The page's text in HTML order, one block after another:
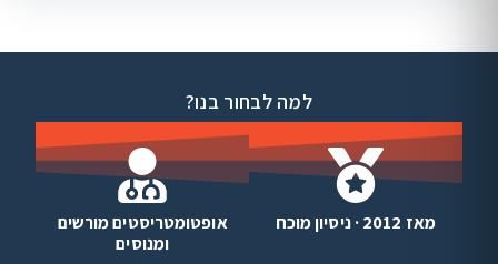
למה לבחור בנו?
מאז 2012 · ניסיון מוכח
אופטומטריסטים מורשים
ומנוסים